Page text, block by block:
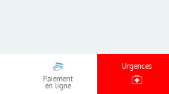
Paiement
en ligne
Urgences